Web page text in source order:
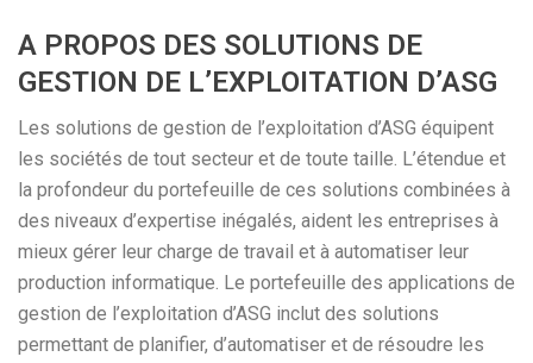
A PROPOS DES SOLUTIONS DE
GESTION DE L’EXPLOITATION D’ASG
Les solutions de gestion de l’exploitation d’ASG équipent
les sociétés de tout secteur et de toute taille. L’étendue et
la profondeur du portefeuille de ces solutions combinées à
des niveaux d’expertise inégalés, aident les entreprises à
mieux gérer leur charge de travail et à automatiser leur
production informatique. Le portefeuille des applications de
gestion de l’exploitation d’ASG inclut des solutions
permettant de planifier, d’automatiser et de résoudre les